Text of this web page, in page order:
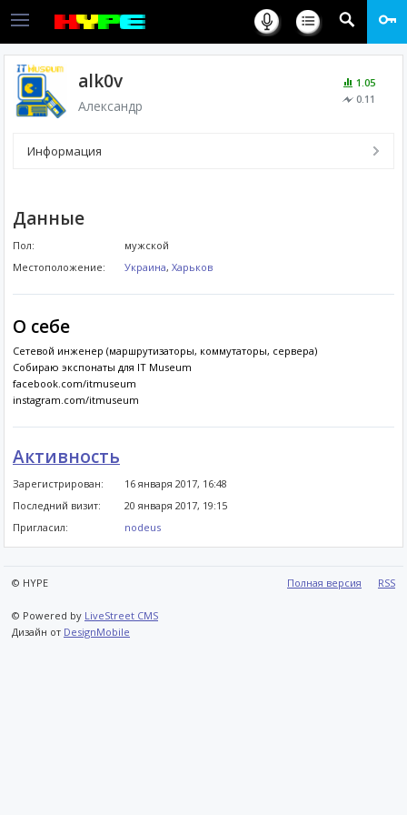
1.05
0.11
alk0v
Александр
Информация
Данные
Пол:
мужской
Местоположение:
Украина, Харьков
О себе
Сетевой инженер (маршрутизаторы, коммутаторы, сервера)
Собираю экспонаты для IT Museum
facebook.com/itmuseum
instagram.com/itmuseum
Активность
Зарегистрирован:
16 января 2017, 16:48
Последний визит:
20 января 2017, 19:15
Пригласил:
nodeus
Полная версия RSS
© HYPE
© Powered by LiveStreet CMS
Дизайн от DesignMobile